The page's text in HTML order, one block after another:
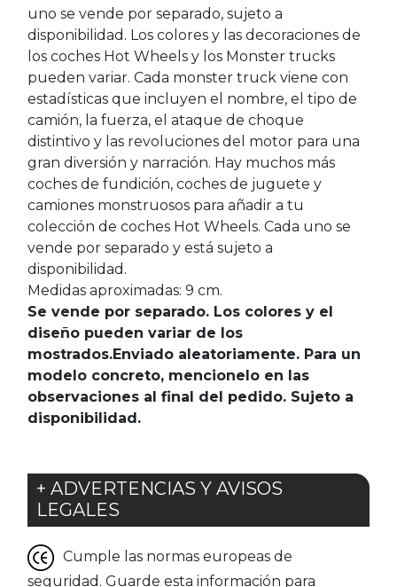
uno se vende por separado, sujeto a
disponibilidad. Los colores y las decoraciones de
los coches Hot Wheels y los Monster trucks
pueden variar. Cada monster truck viene con
estadísticas que incluyen el nombre, el tipo de
camión, la fuerza, el ataque de choque
distintivo y las revoluciones del motor para una
gran diversión y narración. Hay muchos más
coches de fundición, coches de juguete y
camiones monstruosos para añadir a tu
colección de coches Hot Wheels. Cada uno se
vende por separado y está sujeto a
disponibilidad.
Medidas aproximadas: 9 cm.
Se vende por separado. Los colores y el
diseño pueden variar de los
mostrados.Enviado aleatoriamente. Para un
modelo concreto, mencionelo en las
observaciones al final del pedido. Sujeto a
disponibilidad.
+ ADVERTENCIAS Y AVISOS
LEGALES
Cumple las normas europeas de
seguridad. Guarde esta información para